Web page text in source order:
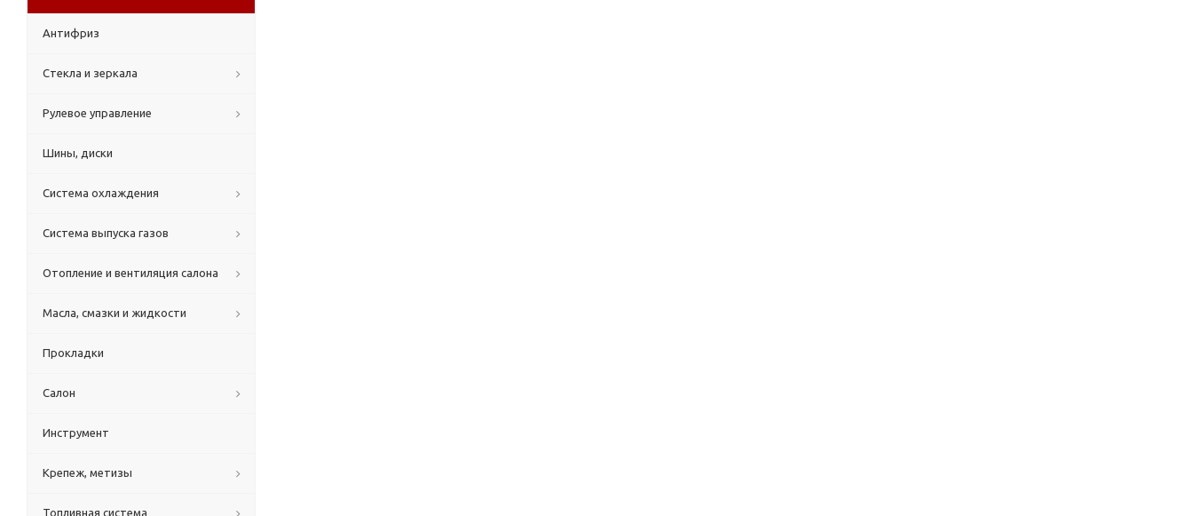
Антифриз
Стекла и зеркала
Рулевое управление
Шины, диски
Система охлаждения
Система выпуска газов
Отопление и вентиляция салона
Масла, смазки и жидкости
Прокладки
Салон
Инструмент
Крепеж, метизы
Топливная система